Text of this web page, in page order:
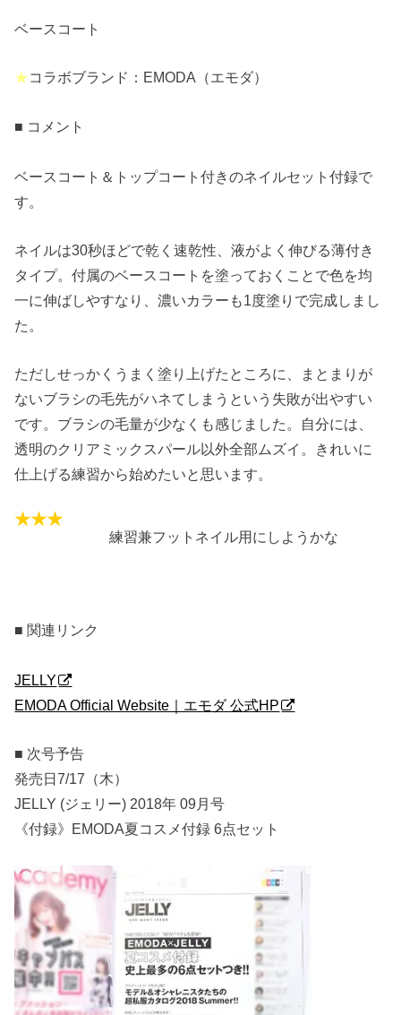
ベースコート
★コラボブランド：EMODA（エモダ）
■ コメント
ベースコート＆トップコート付きのネイルセット付録で
す。
ネイルは30秒ほどで乾く速乾性、液がよく伸びる薄付き
タイプ。付属のベースコートを塗っておくことで色を均
一に伸ばしやすなり、濃いカラーも1度塗りで完成しまし
た。
ただしせっかくうまく塗り上げたところに、まとまりが
ないブラシの毛先がハネてしまうという失敗が出やすい
です。ブラシの毛量が少なくも感じました。自分には、
透明のクリアミックスパール以外全部ムズイ。きれいに
仕上げる練習から始めたいと思います。
練習兼フットネイル用にしようかな
■ 関連リンク
JELLY
EMODA Official Website｜エモダ 公式HP
■ 次号予告
発売日7/17（木）
JELLY (ジェリー) 2018年 09月号
《付録》EMODA夏コスメ付録 6点セット